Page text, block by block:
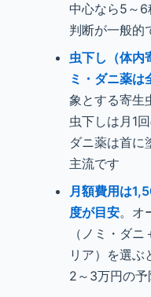
中心なら5～6
判断が一般的
虫下し（体内
ミ・ダニ薬は
象とする寄生
虫下しは月1
ダニ薬は首に
主流です
月額費用は
度が目安。オ
（ノミ・ダ
リア）を選ぶ
2～3万円の